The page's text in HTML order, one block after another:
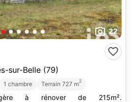
22
sur-Belle (79)
1 chambre Terrain 727 m2
à rénover de 215m².